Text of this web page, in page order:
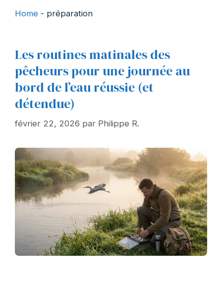
Home - préparation
Les routines matinales des
pêcheurs pour une journée au
bord de l’eau réussie (et
détendue)
février 22, 2026 par Philippe R.